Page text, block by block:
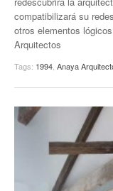
compatibilizará su
otros elementos
Arquitectos
Tags: 1994 Anaya